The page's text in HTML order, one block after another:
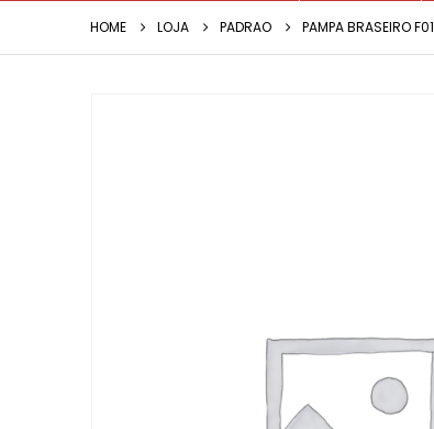
HOME LOJA PADRAO PAMPA BRASEIRO F01